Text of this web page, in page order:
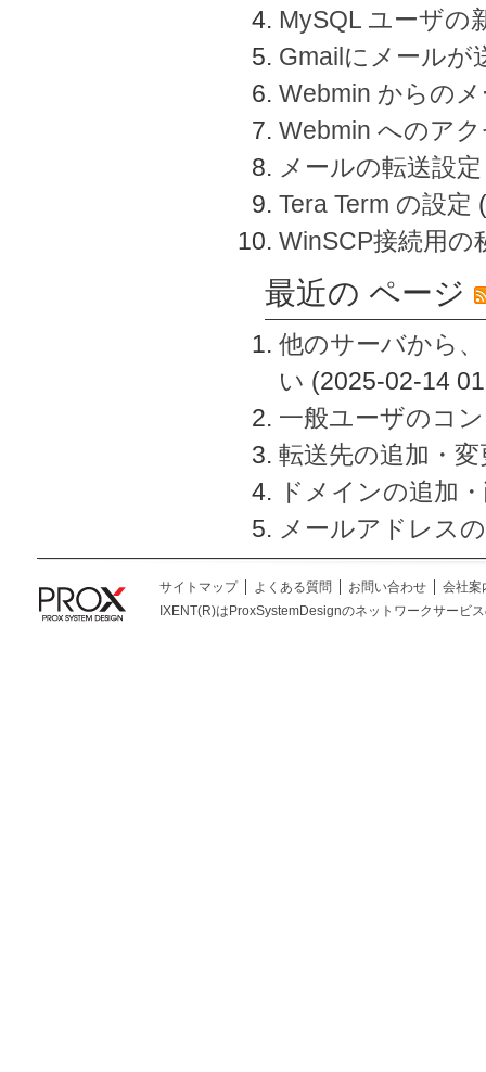
MySQL ユーザの
Gmailにメールが
Webmin からの
Webmin へのア
メールの転送設定
Tera Term の設定
WinSCP接続用の
最近の ページ
他のサーバから
い (2025-02-14
一般ユーザのコ
転送先の追加・
ドメインの追加
メールアドレス
サイトマップ よくある質問 お問い合わせ
会社案
IXENT(R)はProxSystemDesignのネットワークサービ